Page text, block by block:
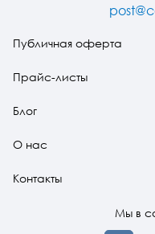
Публичная оферта
Прайс-листы
Блог
О нас
Контакты
Мы в